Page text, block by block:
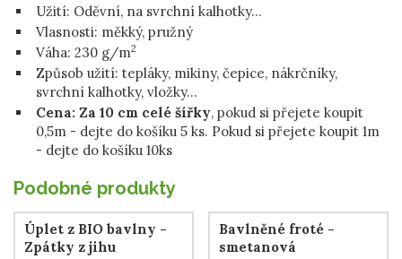
Užití: Oděvní, na svrchní kalhotky...
Vlasnosti: měkký, pružný
Váha: 230 g/m2
Způsob užití: tepláky, mikiny, čepice, nákrčníky,
svrchní kalhotky, vložky...
Cena: Za 10 cm celé šířky, pokud si přejete koupit
0,5m - dejte do košíku 5 ks. Pokud si přejete koupit 1m
- dejte do košíku 10ks
Podobné produkty
Úplet z BIO bavlny -
Zpátky z jihu
Bavlněné froté -
smetanová